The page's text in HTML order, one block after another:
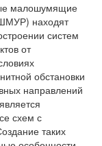
малошумящие
находят
систем
от
обстановки
направлений
схем с
таких